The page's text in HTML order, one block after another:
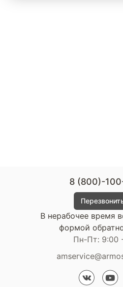
8 (800)-
В нерабочее время
формой
Пн-Пт: 9:00